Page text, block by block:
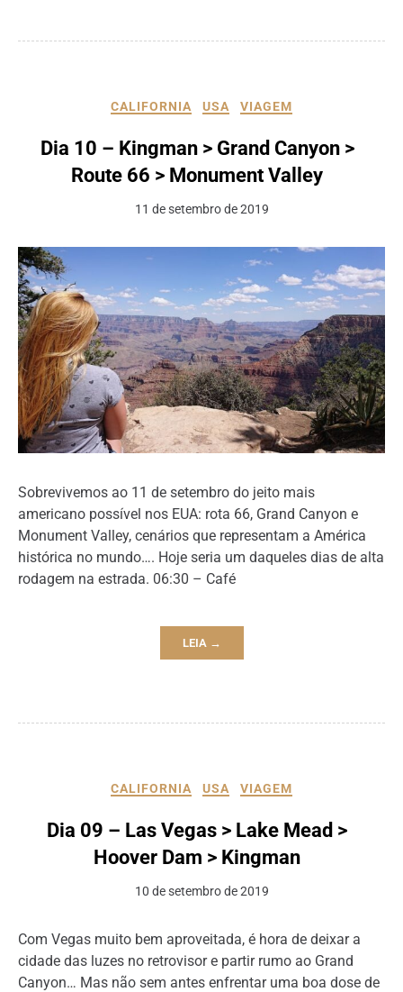
CALIFORNIA USA VIAGEM
Dia 10 – Kingman > Grand Canyon >
Route 66 > Monument Valley
11 de setembro de 2019
Sobrevivemos ao 11 de setembro do jeito mais
americano possível nos EUA: rota 66, Grand Canyon e
Monument Valley, cenários que representam a América
histórica no mundo…. Hoje seria um daqueles dias de alta
rodagem na estrada. 06:30 – Café
LEIA →
CALIFORNIA USA VIAGEM
Dia 09 – Las Vegas > Lake Mead >
Hoover Dam > Kingman
10 de setembro de 2019
Com Vegas muito bem aproveitada, é hora de deixar a
cidade das luzes no retrovisor e partir rumo ao Grand
Canyon… Mas não sem antes enfrentar uma boa dose de